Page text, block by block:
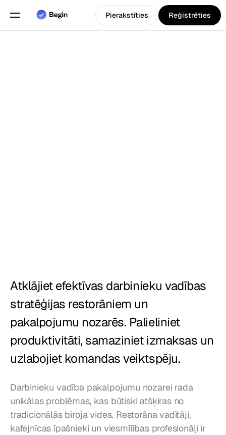
Maiznīcas
Ēdināšana
Cenas
Pierakstīties Reģistrēties
Atklājiet efektīvas darbinieku vadības
stratēģijas restorāniem un
pakalpojumu nozarēs. Palieliniet
produktivitāti, samaziniet izmaksas un
uzlabojiet komandas veiktspēju.
Darbinieku vadība pakalpojumu nozarei rada
unikālas problēmas, kas būtiski atšķiras no
tradicionālās biroja vides. Restorāna vadītāji,
kafejnīcas īpašnieki un viesmīlības profesionāļi ir